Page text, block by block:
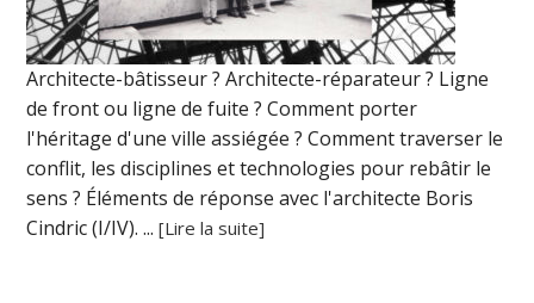
Architecte-bâtisseur ? Architecte-réparateur ? Ligne
de front ou ligne de fuite ? Comment porter
l'héritage d'une ville assiégée ? Comment traverser le
conflit, les disciplines et technologies pour rebâtir le
sens ? Éléments de réponse avec l'architecte Boris
Cindric (I/IV). ...[Lire la suite]